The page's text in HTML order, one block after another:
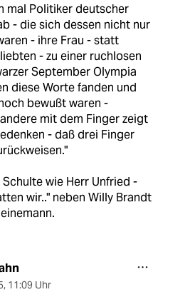
mal Politiker deutscher
- die sich dessen nicht nur
- ihre Frau - statt
- zu einer ruchlosen
September Olympia
diese Worte fanden und
bewußt waren -
mit dem Finger zeigt
- daß drei Finger
wie Herr Unfried -
wir.." neben Willy Brandt
, 11:09 Uhr